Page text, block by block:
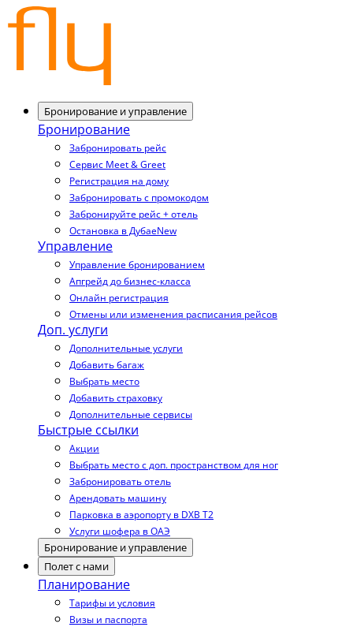
Бронирование и управление
Бронирование
Забронировать рейс
Сервис Meet & Greet
Регистрация на дому
Забронировать с промокодом
Забронируйте рейс + отель
Остановка в ДубаеNew
Управление
Управление бронированием
Апгрейд до бизнес-класса
Онлайн регистрация
Отмены или изменения расписания рейсов
Доп. услуги
Дополнительные услуги
Добавить багаж
Выбрать место
Добавить страховку
Дополнительные сервисы
Быстрые ссылки
Акции
Выбрать место с доп. пространством для ног
Забронировать отель
Арендовать машину
Парковка в аэропорту в DXB T2
Услуги шофера в ОАЭ
Бронирование и управление
Полет с нами
Планирование
Тарифы и условия
Визы и паспорта